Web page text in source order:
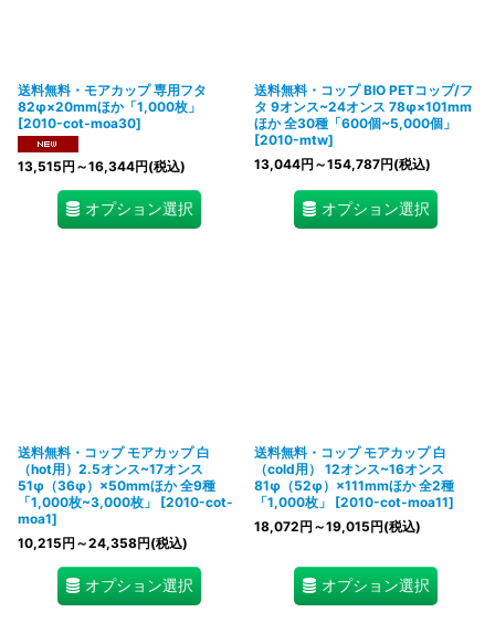
送料無料・モアカップ 専用フタ
82φ×20mmほか「1,000枚」
[2010-cot-moa30]
13,515円 ～16,344円(税込)
オプション選択
送料無料・コップ BIO PETコップ/フ
タ 9オンス~24オンス 78φ×101mm
ほか 全30種「600個~5,000個」
[2010-mtw]
13,044円 ～154,787円(税込)
オプション選択
送料無料・コップ モアカップ 白
（hot用）2.5オンス~17オンス
51φ（36φ）×50mmほか 全9種
「1,000枚~3,000枚」
[2010-cot-
moa1]
10,215円 ～24,358円(税込)
オプション選択
送料無料・コップ モアカップ 白
（cold用） 12オンス~16オンス
81φ（52φ）×111mmほか 全2種
「1,000枚」
[2010-cot-moa11]
18,072円 ～19,015円(税込)
オプション選択